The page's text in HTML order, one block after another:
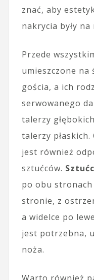
znać, aby
nakrycia były
Przede
umieszczone na
gościa, a ich
serwowanego
talerzy
talerzy
jest również
sztućców.
po obu
stronie, z
a widelce po
jest potrzebna,
noża.